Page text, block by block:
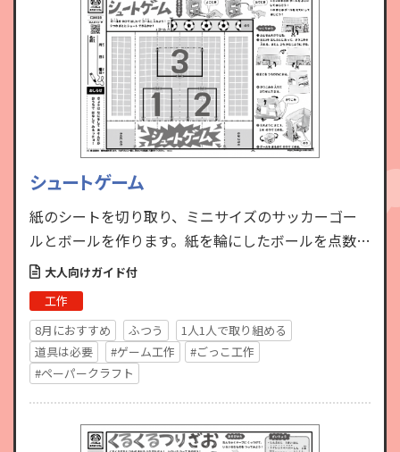
シュートゲーム
紙のシートを切り取り、ミニサイズのサッカーゴー
ルとボールを作ります。紙を輪にしたボールを点数が
書かれたゴールに入れるストラックアウトです。うま
く指先をコントロ…
大人向けガイド付
工作
8月におすすめ
ふつう
1人1人で取り組める
道具は必要
#ゲーム工作
#ごっこ工作
#ペーパークラフト